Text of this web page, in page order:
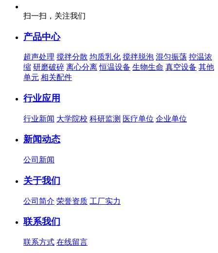
扫一扫，关注我们
产品中心
超声处理 搅拌分散 均质乳化 搅拌脱泡 混匀振荡 控温浓
缩 研磨破碎 离心分离 恒温设备 生物生命 真空设备 其他
单元 相关配件
行业应用
行业新闻 大学院校 科研监测 医疗单位 企业单位
新闻动态
公司新闻
关于我们
公司简介 荣誉资质 工厂实力
联系我们
联系方式 在线留言